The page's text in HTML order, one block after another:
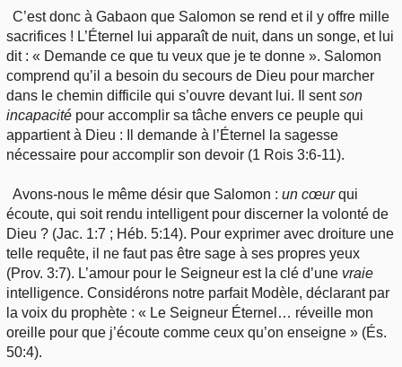
C’est donc à Gabaon que Salomon se rend et il y offre mille
sacrifices ! L’Éternel lui apparaît de nuit, dans un songe, et lui
dit : « Demande ce que tu veux que je te donne ». Salomon
comprend qu’il a besoin du secours de Dieu pour marcher
dans le chemin difficile qui s’ouvre devant lui. Il sentson
incapacité pour accomplir sa tâche envers ce peuple qui
appartient à Dieu : Il demande à l’Éternel la sagesse
nécessaire pour accomplir son devoir (1 Rois 3:6-11).
Avons-nous le même désir que Salomon :un cœurqui
écoute, qui soit rendu intelligent pour discerner la volonté de
Dieu ? (Jac. 1:7 ; Héb. 5:14). Pour exprimer avec droiture une
telle requête, il ne faut pas être sage à ses propres yeux
(Prov. 3:7). L’amour pour le Seigneur est la clé d’une vraie
intelligence. Considérons notre parfait Modèle, déclarant par
la voix du prophète : « Le Seigneur Éternel… réveille mon
oreille pour que j’écoute comme ceux qu’on enseigne » (És.
50:4).